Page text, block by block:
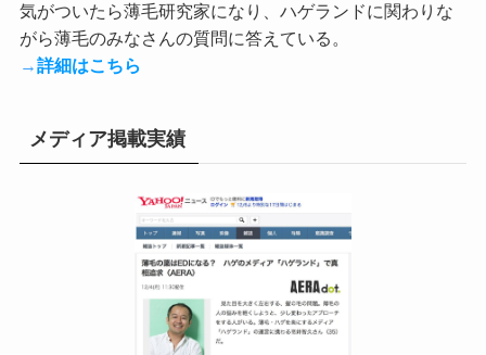
気がついたら薄毛研究家になり、ハゲランドに関わりな
がら薄毛のみなさんの質問に答えている。
→詳細はこちら
メディア掲載実績